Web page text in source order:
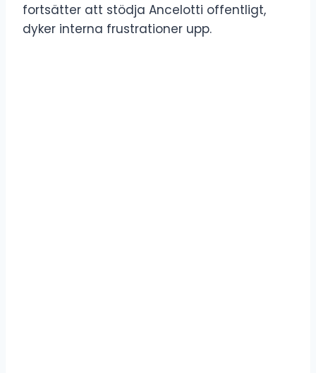
fortsätter att stödja Ancelotti offentligt,
dyker interna frustrationer upp.